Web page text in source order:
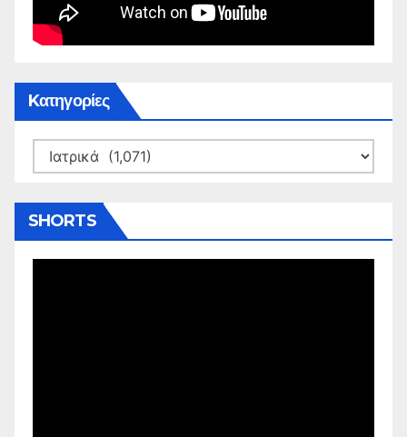
Kατηγορίες
Kατηγορίες
SHORTS